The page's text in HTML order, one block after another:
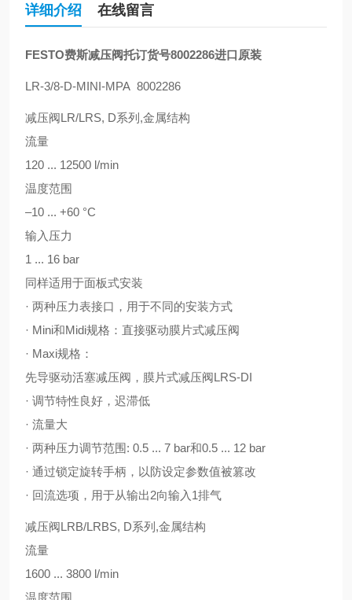
详细介绍 在线留言
FESTO费斯减压阀托订货号8002286进口原装
LR-3/8-D-MINI-MPA 8002286
减压阀LR/LRS, D系列,金属结构
流量
120 ... 12500 l/min
温度范围
–10 ... +60 °C
输入压力
1 ... 16 bar
同样适用于面板式安装
· 两种压力表接口，用于不同的安装方式
· Mini和Midi规格：直接驱动膜片式减压阀
· Maxi规格：
先导驱动活塞减压阀，膜片式减压阀LRS-DI
· 调节特性良好，迟滞低
· 流量大
· 两种压力调节范围: 0.5 ... 7 bar和0.5 ... 12 bar
· 通过锁定旋转手柄，以防设定参数值被篡改
· 回流选项，用于从输出2向输入1排气
减压阀LRB/LRBS, D系列,金属结构
流量
1600 ... 3800 l/min
温度范围